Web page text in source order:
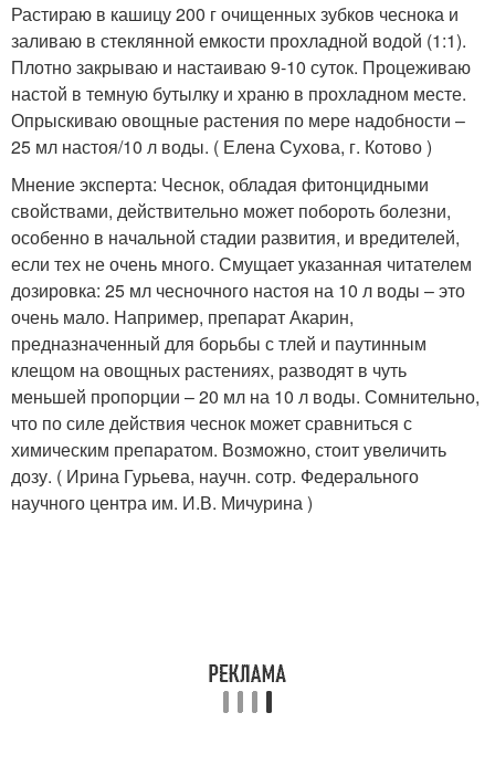
Растираю в кашицу 200 г очищенных зубков чеснока и
заливаю в стеклянной емкости прохладной водой (1:1).
Плотно закрываю и настаиваю 9-10 суток. Процеживаю
настой в темную бутылку и храню в прохладном месте.
Опрыскиваю овощные растения по мере надобности –
25 мл настоя/10 л воды. ( Елена Сухова, г. Котово )
Мнение эксперта: Чеснок, обладая фитонцидными
свойствами, действительно может побороть болезни,
особенно в начальной стадии развития, и вредителей,
если тех не очень много. Смущает указанная читателем
дозировка: 25 мл чесночного настоя на 10 л воды – это
очень мало. Например, препарат Акарин,
предназначенный для борьбы с тлей и паутинным
клещом на овощных растениях, разводят в чуть
меньшей пропорции – 20 мл на 10 л воды. Сомнительно,
что по силе действия чеснок может сравниться с
химическим препаратом. Возможно, стоит увеличить
дозу. ( Ирина Гурьева, научн. сотр. Федерального
научного центра им. И.В. Мичурина )